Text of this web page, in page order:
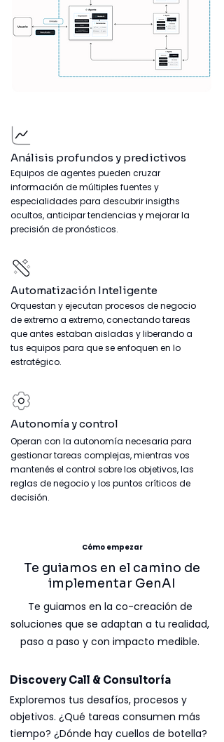
Análisis profundos y predictivos
Equipos de agentes pueden cruzar
información demúltiples fuentes y
especialidades para descubrir insigths
ocultos, anticipar tendencias y mejorar la
precisión de pronósticos.
Automatización Inteligente
Orquestan y ejecutan procesos de negocio
de extremo a extremo, conectando tareas
que antes estaban aisladas y liberando a
tus equipos para que se enfoquen en lo
estratégico.
Autonomía y control
Operan con la autonomía necesaria para
gestionartareas complejas, mientras vos
mantenés el control sobre los objetivos, las
reglas de negocio y los puntos críticos de
decisión.
Cómo empezar
Te guiamos en el camino de
implementar GenAI
Te guiamos en la co-creación de
soluciones que se adaptan a tu realidad,
paso a paso y con impacto medible.
Discovery Call & Consultoría
Exploremos tus desafíos, procesos y
objetivos. ¿Qué tareas consumen más
tiempo? ¿Dónde hay cuellos de botella?